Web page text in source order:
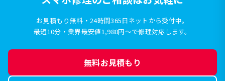
お見積もり無料・24時間365日ネットから受付中。
最短10分・業界最安値1,980円〜で修理対応します。
無料お見積もり